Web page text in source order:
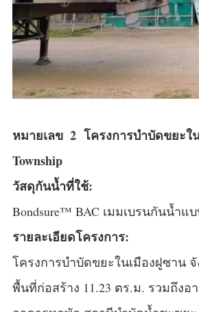
หมายเลข 2 โครงการบำบัดขยะใ
Township
วัสดุกันน้ำที่ใช้:
Bondsure™ BAC เมมเบรนกันน้ำแ
รายละเอียดโครงการ:
โครงการบำบัดขยะในเมืองฝูซาน
พื้นที่ก่อสร้าง 11.23 ตร.ม. รวมถึงอ